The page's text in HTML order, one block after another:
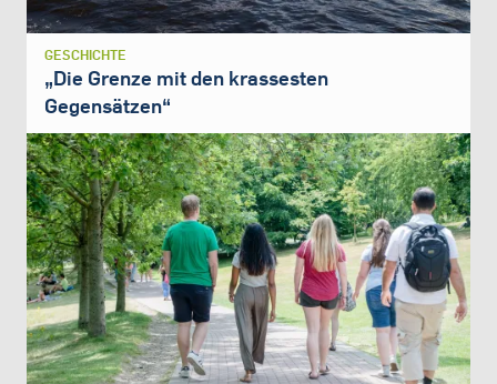
GESCHICHTE
„Die Grenze mit den krassesten
Gegensätzen“